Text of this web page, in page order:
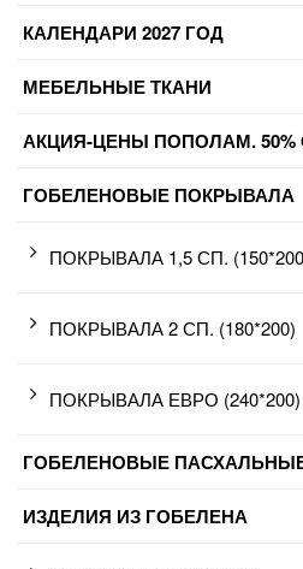
КАЛЕНДАРИ 2027 ГОД
МЕБЕЛЬНЫЕ ТКАНИ
АКЦИЯ-ЦЕНЫ ПОПОЛАМ. 50%
ГОБЕЛЕНОВЫЕ ПОКРЫВАЛА
ПОКРЫВАЛА 1,5 СП.
ПОКРЫВАЛА 2 СП. (180*200)
ПОКРЫВАЛА ЕВРО (240*200)
ГОБЕЛЕНОВЫЕ
ИЗДЕЛИЯ ИЗ ГОБЕЛЕНА